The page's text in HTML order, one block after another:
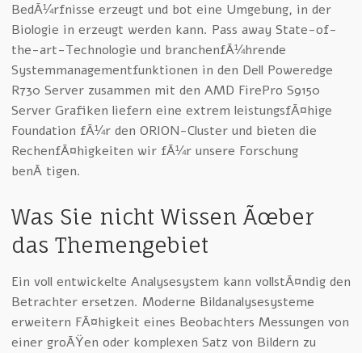
BedÃ¼rfnisse erzeugt und bot eine Umgebung, in der
Biologie in erzeugt werden kann. Pass away State-of-
the-art-Technologie und branchenfÃ¼hrende
Systemmanagementfunktionen in den Dell Poweredge
R730 Server zusammen mit den AMD FirePro S9150
Server Grafiken liefern eine extrem leistungsfÃ¤hige
Foundation fÃ¼r den ORION-Cluster und bieten die
RechenfÃ¤higkeiten wir fÃ¼r unsere Forschung
benÃ¶tigen.
Was Sie nicht Wissen Ãœber
das Themengebiet
Ein voll entwickelte Analysesystem kann vollstÃ¤ndig den
Betrachter ersetzen. Moderne Bildanalysesysteme
erweitern FÃ¤higkeit eines Beobachters Messungen von
einer groÃŸen oder komplexen Satz von Bildern zu